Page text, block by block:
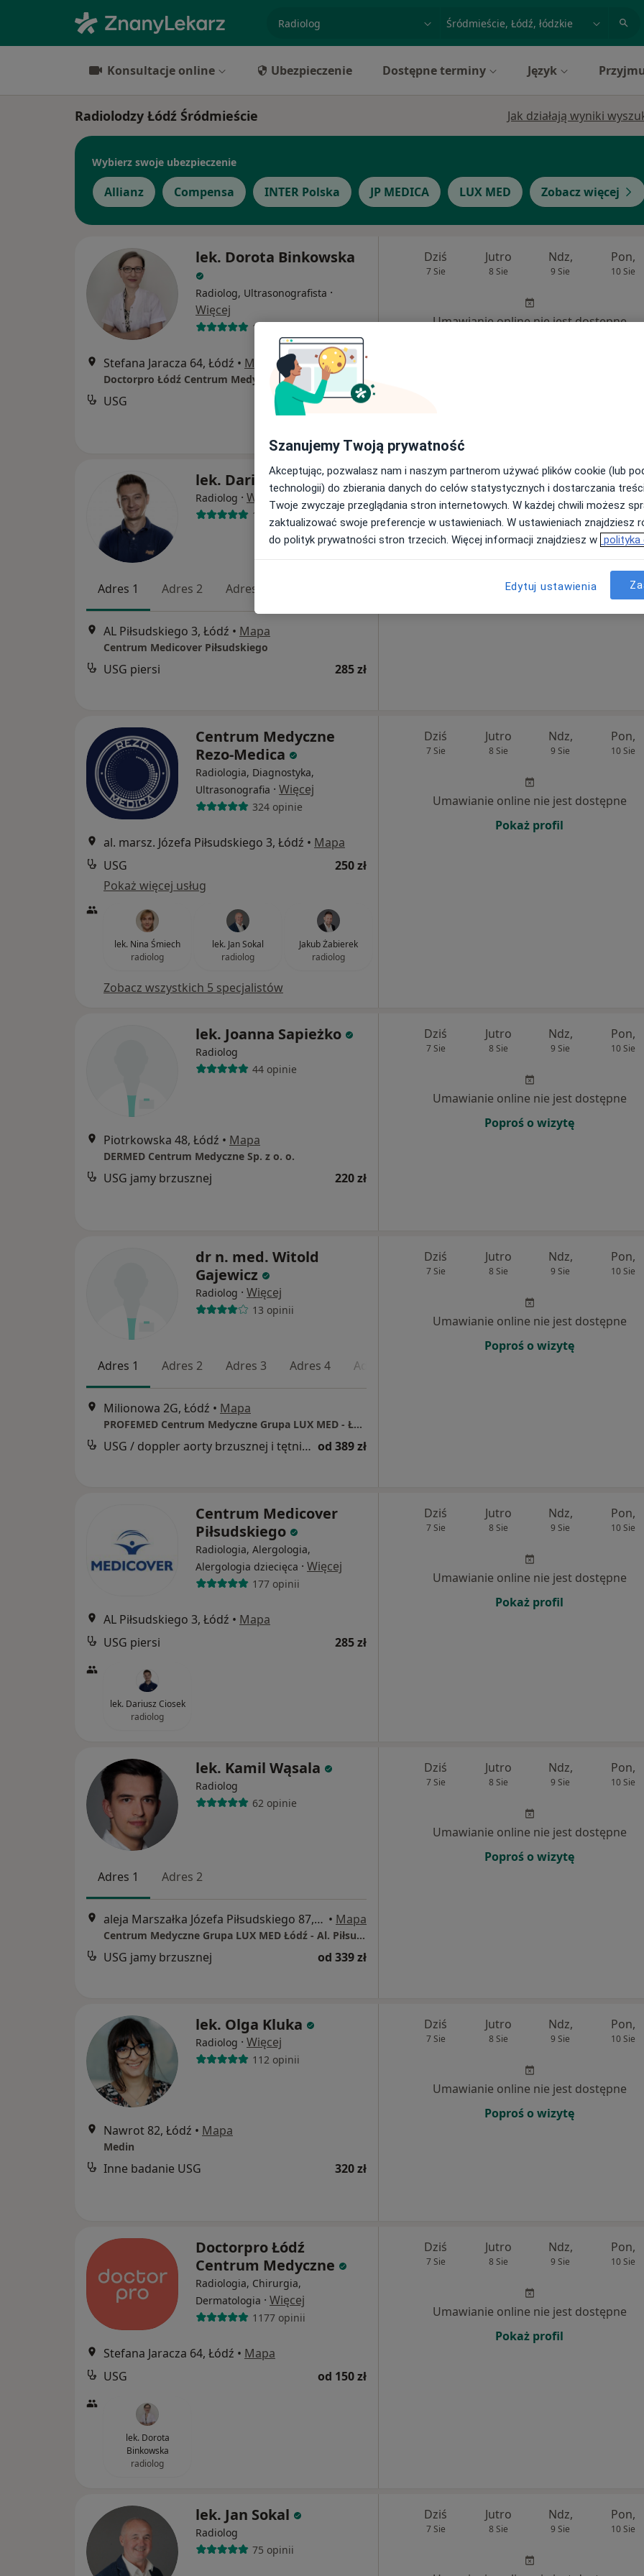
specjalizacja, badanie lub nazwiskomiasto lub dzielnica
Konsultacje online Ubezpieczenie Dostępne terminy Język
Radiolodzy Łódź Śródmieście Jak działają wyniki
Wybierz swoje ubezpieczenie
Allianz Compensa INTER Polska JP MEDICA LUX MED Zobacz więcej
lek. Dorota Binkowska
Radiolog, Ultrasonografista ·
Więcej
174 opinie
Stefana Jaracza 64, Łódź • Mapa
Doctorpro Łódź Centrum Medyczne
USG od 150 zł
Dziś
7 Sie
Jutro
8 Sie
Ndz,
9 Sie
Pon,
10 Sie
Umawianie online nie jest dostępne
lek. Dariusz Ciosek
Radiolog · Więcej
131 opinii
Adres 1 Adres 2 Adres 3
AL Piłsudskiego 3, Łódź • Mapa
Centrum Medicover Piłsudskiego
USG piersi 285 zł
Dziś
7 Sie
Jutro
8 Sie
Ndz,
9 Sie
Pon,
10 Sie
Umawianie online nie jest dostępne
Centrum Medyczne
Rezo-Medica
Radiologia, Diagnostyka,
Ultrasonografia · Więcej
324 opinie
al. marsz. Józefa Piłsudskiego 3, Łódź • Mapa
USG
250 zł
Pokaż więcej usług
lek. Nina Śmiech
radiolog
lek. Jan Sokal
radiolog
Jakub Żabierek
radiolog
Zobacz wszystkich 5 specjalistów
Dziś
7 Sie
Jutro
8 Sie
Ndz,
9 Sie
Pon,
10 Sie
Umawianie online nie jest dostępne
Pokaż profil
lek. Joanna Sapieżko
Radiolog
44 opinie
Piotrkowska 48, Łódź • Mapa
DERMED Centrum Medyczne Sp. z o. o.
USG jamy brzusznej 220 zł
Dziś
7 Sie
Jutro
8 Sie
Ndz,
9 Sie
Pon,
10 Sie
Umawianie online nie jest dostępne
Poproś o wizytę
dr n. med. Witold
Gajewicz
Radiolog · Więcej
13 opinii
Adres 1 Adres 2 Adres 3 Adres 4 Adres 5
Milionowa 2G, Łódź • Mapa
PROFEMED Centrum Medyczne Grupa LUX MED - Łódź, ul. Milionowa 2G
USG / doppler aorty brzusznej i tętnic biodrowych od 389 zł
Dziś
7 Sie
Jutro
8 Sie
Ndz,
9 Sie
Pon,
10 Sie
Umawianie online nie jest dostępne
Poproś o wizytę
Centrum Medicover
Piłsudskiego
Radiologia, Alergologia,
Alergologia dziecięca · Więcej
177 opinii
AL Piłsudskiego 3, Łódź • Mapa
USG piersi
285 zł
lek. Dariusz Ciosek
radiolog
Dziś
7 Sie
Jutro
8 Sie
Ndz,
9 Sie
Pon,
10 Sie
Umawianie online nie jest dostępne
Pokaż profil
lek. Kamil Wąsala
Radiolog
62 opinie
Adres 1 Adres 2
aleja Marszałka Józefa Piłsudskiego 87, Łódź • Mapa
Centrum Medyczne Grupa LUX MED Łódź - Al. Piłsudskiego 87
USG jamy brzusznej od 339 zł
Dziś
7 Sie
Jutro
8 Sie
Ndz,
9 Sie
Pon,
10 Sie
Umawianie online nie jest dostępne
Poproś o wizytę
lek. Olga Kluka
Radiolog · Więcej
112 opinii
Nawrot 82, Łódź • Mapa
Medin
Inne badanie USG 320 zł
Dziś
7 Sie
Jutro
8 Sie
Ndz,
9 Sie
Pon,
10 Sie
Umawianie online nie jest dostępne
Poproś o wizytę
Doctorpro Łódź
Centrum Medyczne
Radiologia, Chirurgia,
Dermatologia · Więcej
1177 opinii
Stefana Jaracza 64, Łódź • Mapa
USG
od 150 zł
lek. Dorota
Binkowska
radiolog
Dziś
7 Sie
Jutro
8 Sie
Ndz,
9 Sie
Pon,
10 Sie
Umawianie online nie jest dostępne
Pokaż profil
lek. Jan Sokal
Radiolog
75 opinii
Dziś
7 Sie
Jutro
8 Sie
Ndz,
9 Sie
Pon,
10 Sie
Szanujemy Twoją prywatność
Akceptując, pozwalasz nam i naszym partnerom używać plików cookie (lub
technologii) do zbierania danych do celów statystycznych i dostarczania
Twoje zwyczaje przeglądania stron internetowych. W każdej chwili możesz
zaktualizować swoje preferencje w ustawieniach. W ustawieniach znajdziesz
do polityk prywatności stron trzecich. Więcej informacji znajdziesz w polityka
Edytuj ustawienia